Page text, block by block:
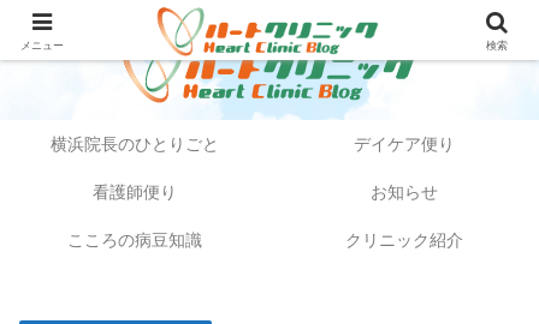
横浜院長のひとりごと デイケア便り
看護師便り お知らせ
こころの病豆知識 クリニック紹介
メニュー 検索